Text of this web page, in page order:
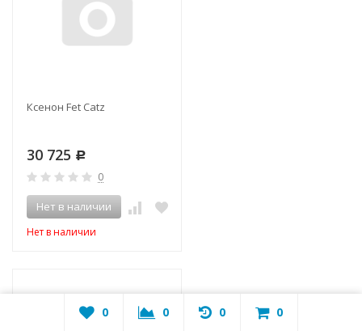
Ксенон Fet Catz
30 725 Р
0
Нет в наличии
Нет в наличии
0 0 0 0